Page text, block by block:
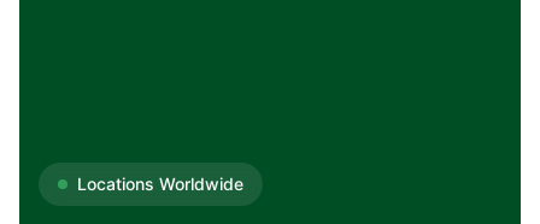
Locations Worldwide